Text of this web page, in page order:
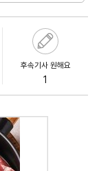
후속기사 원해요
1